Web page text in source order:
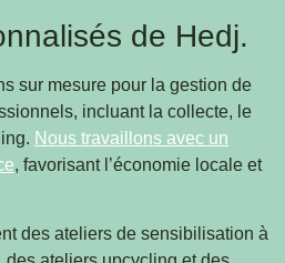
de Hedj.
sur mesure pour la gestion de
incluant la collecte, le
Nous travaillons avec un
, favorisant l’économie locale et
des ateliers de sensibilisation à